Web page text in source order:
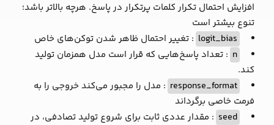
افزایش احتمال تکرار کلمات پرتکرار در پاسخ. هرچه بالاتر باشد؛
تنوع بیشتر است
logit_bias : تغییر احتمال ظاهر شدن توکن‌های خاص
n : تعداد پاسخ‌هایی که قرار است مدل همزمان تولید
کند.
response_format : مدل را مجبور می‌کند خروجی را به
فرمت خاصی برگرداند
seed : مقدار عددی ثابت برای شروع تولید تصادفی، در